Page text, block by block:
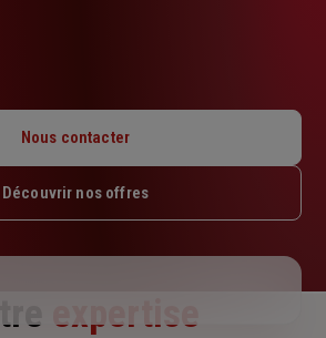
/ 13h30 – 17h
/ 13h30 – 17h
Nous contacter
Découvrir nos offres
expertise